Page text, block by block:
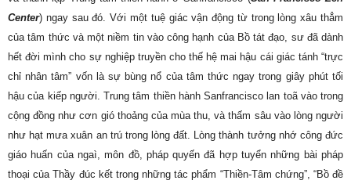
Center) ngay sau đó. Với một tuệ giác vận động từ trong lòng xâu thẳm
của tâm thức và một niềm tin vào công hạnh của Bồ tát đạo, sư đã dành
hết đời mình cho sự nghiệp truyền cho thế hệ mai hậu cái giác tánh “trực
chỉ nhân tâm” vốn là sự bùng nổ của tâm thức ngay trong giây phút tối
hậu của kiếp người. Trung tâm thiền hành Sanfrancisco lan toã vào trong
cộng đồng như cơn gió thoảng của mùa thu, và thấm sâu vào lòng người
như hạt mưa xuân an trú trong lòng đất. Lòng thành tưởng nhớ công đức
giáo huấn của ngaì, môn đồ, pháp quyến đã hợp tuyển những bài pháp
thoại của Thầy đúc kết trong những tác phẩm “Thiền-Tâm chứng”, “Bồ đề